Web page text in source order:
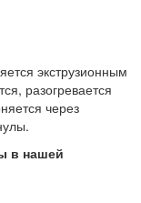
экструзионным
разогревается
через
в нашей